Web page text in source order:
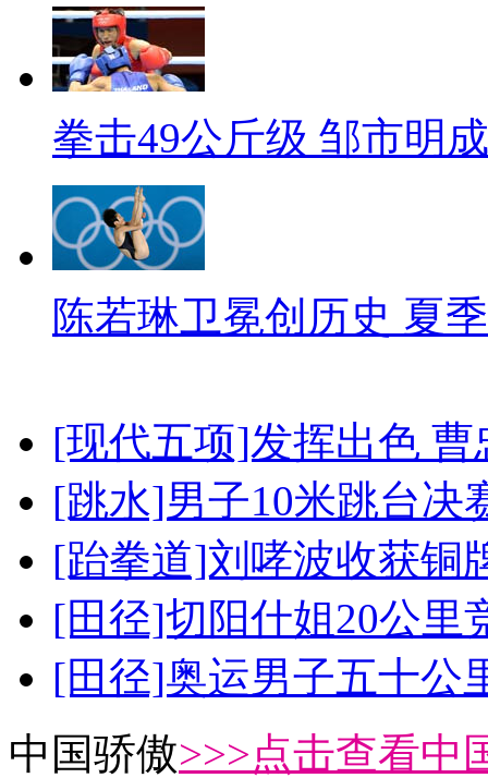
拳击49公斤级 邹市明
陈若琳卫冕创历史 夏
[现代五项]发挥出色
[跳水]男子10米跳台决
[跆拳道]刘哮波收获铜
[田径]切阳什姐20公里
[田径]奥运男子五十公
中国骄傲>>>点击查看中